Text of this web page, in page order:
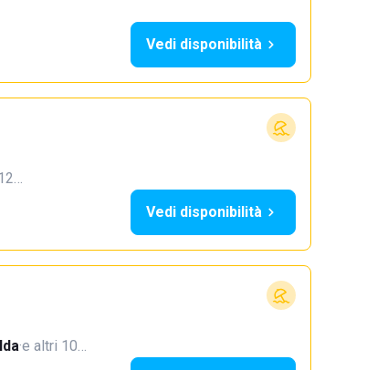
Vedi disponibilità
Vedi disponibilità
·e altri 10…